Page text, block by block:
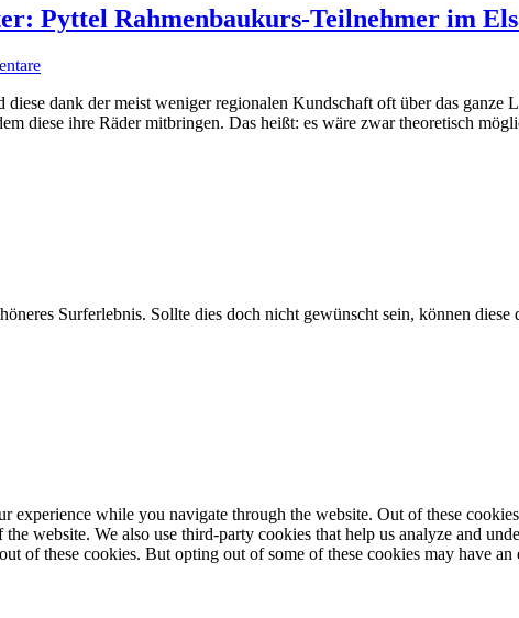
Pyttel
Gabelbaukurse
Pyttel Rahmenbaukurs-Teilnehmer im
zu
mit
Meister:
diese dank der meist weniger regionalen Kundschaft oft über das
diese ihre Räder mitbringen. Das heißt: es wäre zwar theoretisch
Surferlebnis. Sollte dies doch nicht gewünscht sein, können diese
experience while you navigate through the website. Out of these
website. We also use third-party cookies that help us analyze and
of these cookies. But opting out of some of these cookies may have